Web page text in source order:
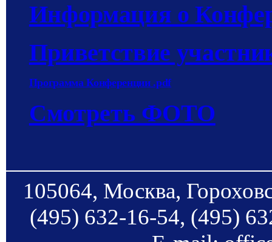
Информация о
Приветствие
Программа Конференции .pdf
Смотреть ФОТО
105064, Москва,
(495) 632-16-54, (495)